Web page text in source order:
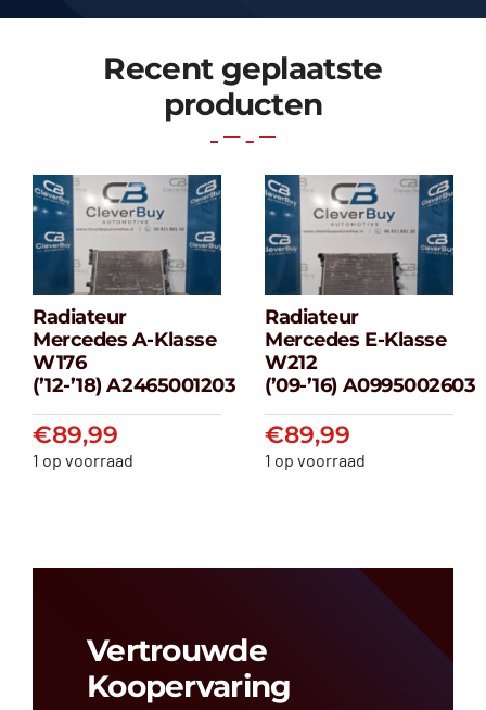
Recent geplaatste
producten
Radiateur
Mercedes A-
klasse W176
(’12-’18) A2465001203
€89,99
Radiateur
Mercedes A-Klasse
W176
(’12-’18) A2465001203
€89,99
1 op voorraad
Radiateur
Mercedes E-
klasse W212
(’09-’16)
€89,99
Radiateur
Mercedes E-Klasse
W212
(’09-’16) A0995002603
€89,99
1 op voorraad
Vertrouwde
Koopervaring